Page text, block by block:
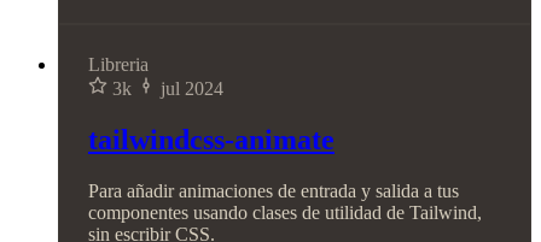
Libreria
3k
jul 2024
tailwindcss-animate
Para añadir animaciones de entrada y salida a tus
componentes usando clases de utilidad de Tailwind,
sin escribir CSS.